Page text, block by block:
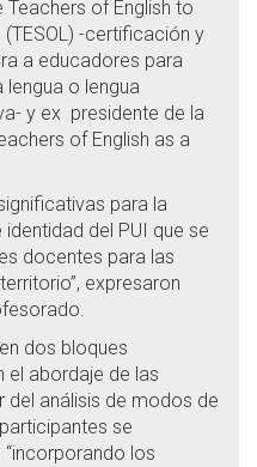
of English to
-certificación y
a educadores para
lengua o lengua
y ex presidente de la
of English as a
para la
del PUI que se
docentes para las
expresaron
dos bloques
el abordaje de las
del análisis de modos de
se
los